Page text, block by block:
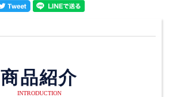
商品紹介
INTRODUCTION